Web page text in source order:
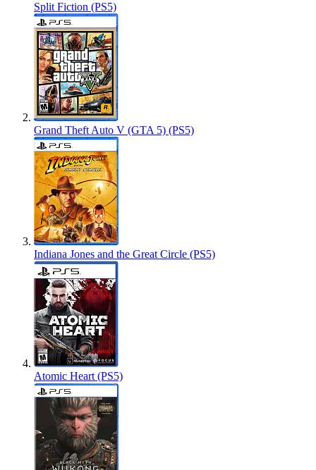
Split Fiction (PS5)
Grand Theft Auto V (GTA 5) (PS5)
Indiana Jones and the Great Circle (PS5)
Atomic Heart (PS5)